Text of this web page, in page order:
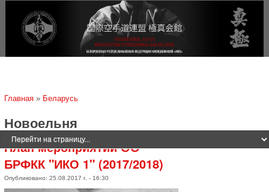
Jump to navigation
Вы здесь
Главная » Беларусь
Новоельня
План мероприятий ОО
БРФКК "ИКО 1" (2017/2018)
Опубликовано: 25.08.2017 г. - 16:30